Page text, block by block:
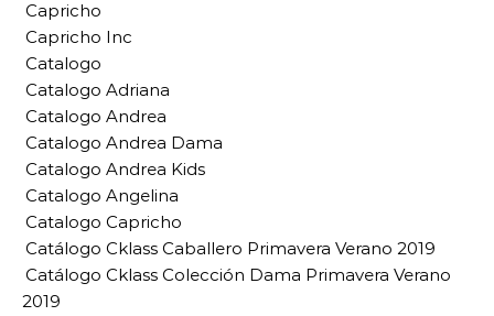
Capricho
Capricho Inc
Catalogo
Catalogo Adriana
Catalogo Andrea
Catalogo Andrea Dama
Catalogo Andrea Kids
Catalogo Angelina
Catalogo Capricho
Catálogo Cklass Caballero Primavera Verano 2019
Catálogo Cklass Colección Dama Primavera Verano
2019